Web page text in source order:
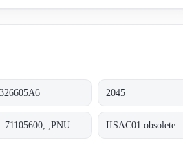
2045
IISAC01 obsolete